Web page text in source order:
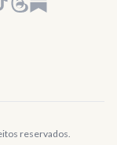
reservados.